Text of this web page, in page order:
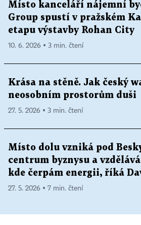
Místo kanceláří nájemní
Group spustí v pražském
etapu výstavby Rohan City
10. 6. 2026 ▪ 3 min. čtení
Krása na stěně. Jak český
neosobním prostorům duši
27. 5. 2026 ▪ 3 min. čtení
Místo dolu vzniká pod
centrum byznysu a
kde čerpám energii, říká
27. 5. 2026 ▪ 7 min. čtení